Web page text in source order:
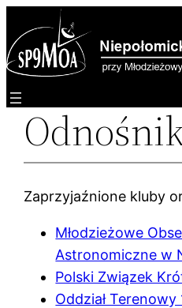
do
treści
Zaprzyjaźnione kluby
Młodzieżowe
Astronomiczne w
Polski Związek
Oddział